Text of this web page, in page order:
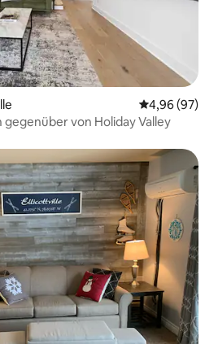
4,96 (97)
von Holiday Valley